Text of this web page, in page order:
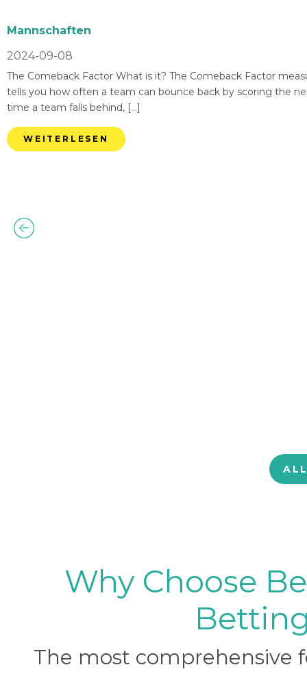
Mannschaften
2024-09-08
The Comeback Factor What is it? The Comeback Factor
tells you how often a team can bounce back by scoring the
time a team falls behind, […]
WEITERLESEN
Why Choose
The most